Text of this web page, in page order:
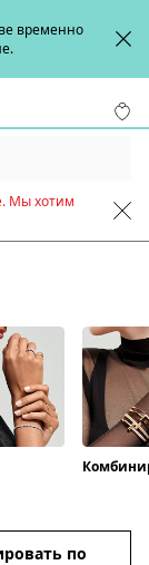
временно
Мы хотим
по